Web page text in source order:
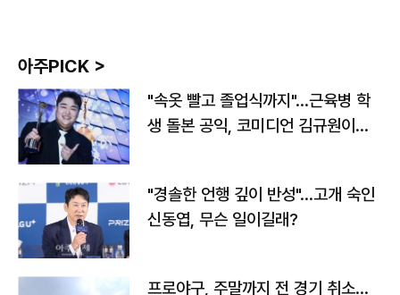
아주PICK >
"속옷 빨고 졸업식까지"…근육병 학
생 돌본 공익, 코미디언 김규원이었
"경솔한 언행 깊이 반성"…고개 숙인
신동엽, 무슨 일이길래?
프로야구, 주말까지 전 경기 취소…